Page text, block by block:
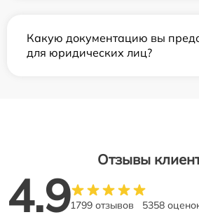
Какую документацию вы
для юридических лиц?
Отзывы
4.91799 отзывов 5358